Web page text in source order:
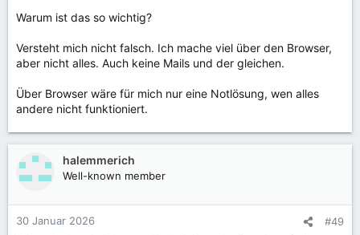
Warum ist das so wichtig?
Versteht mich nicht falsch. Ich mache viel über den Browser,
aber nicht alles. Auch keine Mails und der gleichen.
Über Browser wäre für mich nur eine Notlösung, wen alles
andere nicht funktioniert.
halemmerich
Well-known member
30 Januar 2026 #49